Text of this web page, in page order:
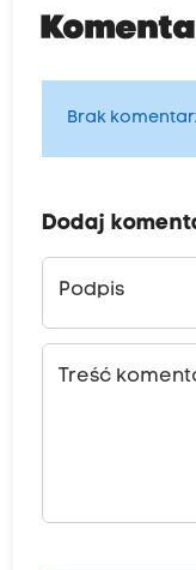
Brak
Dodaj
Podpis
Treść